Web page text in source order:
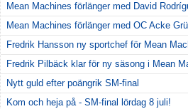
Mean Machines förlänger med David
Mean Machines förlänger med OC Acke
Fredrik Hansson ny sportchef för Mean
Fredrik Pilbäck klar för ny säsong i Mean
Nytt guld efter poängrik SM-final
Kom och heja på - SM-final lördag 8 juli!